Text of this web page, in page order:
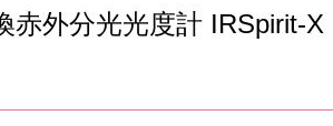
外分光光度計 IRSpirit-X